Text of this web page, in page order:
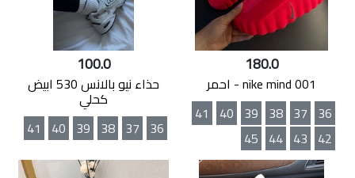
180.0
nike mind 001 - احمر
36
37
38
39
40
41
42
43
44
45
100.0
حذاء نيو بالانس 530 ابيض
كحلي
36
37
38
39
40
41